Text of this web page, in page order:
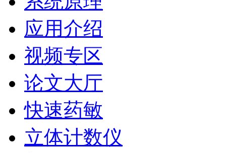
应用介绍
视频专区
论文大厅
快速药敏
立体计数仪